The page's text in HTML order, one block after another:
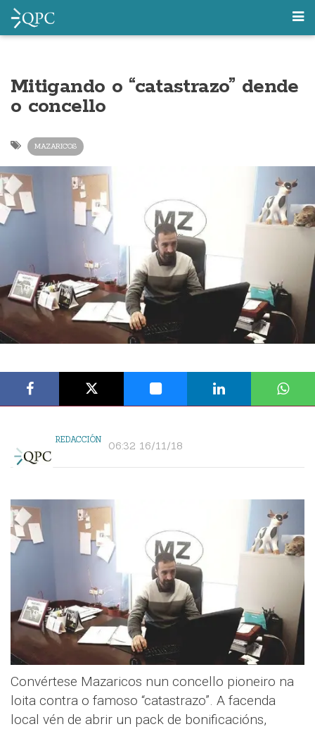
Mitigando o “catastrazo” dende
o concello
MAZARICOS
REDACCIÓN 06:32 16/11/18
Convértese Mazaricos nun concello pioneiro na
loita contra o famoso “catastrazo”. A facenda
local vén de abrir un pack de bonificacións,